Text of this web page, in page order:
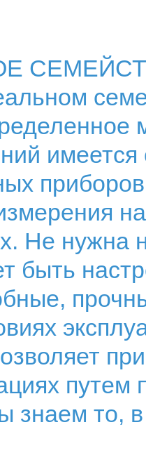
имеется
Не нужна
быть
путем
знаем то,